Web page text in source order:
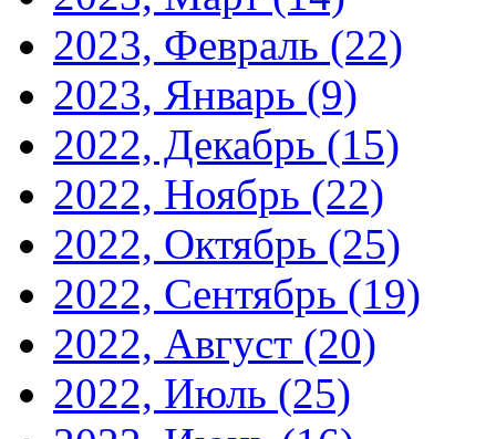
2023, Февраль (22)
2023, Январь (9)
2022, Декабрь (15)
2022, Ноябрь (22)
2022, Октябрь (25)
2022, Сентябрь (19)
2022, Август (20)
2022, Июль (25)